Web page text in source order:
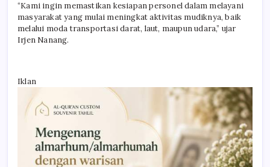
“Kami ingin memastikan kesiapan personel dalam melayani
masyarakat yang mulai meningkat aktivitas mudiknya, baik
melalui moda transportasi darat, laut, maupun udara,” ujar
Irjen Nanang.
Iklan